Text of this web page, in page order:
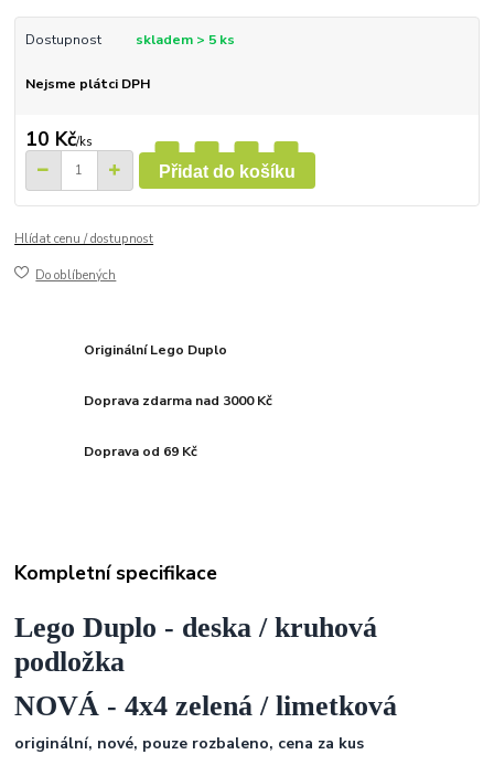
Dostupnost skladem > 5 ks
Nejsme plátci DPH
10 Kč/ks
Přidat do košíku
Hlídat cenu / dostupnost
Do oblíbených
Originální Lego Duplo
Doprava zdarma nad 3000 Kč
Doprava od 69 Kč
Kompletní specifikace
Lego Duplo - deska / kruhová
podložka
NOVÁ - 4x4 zelená / limetková
originální, nové, pouze rozbaleno, cena za kus